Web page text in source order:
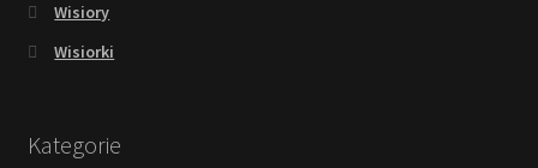
Wisiory
Wisiorki
Kategorie